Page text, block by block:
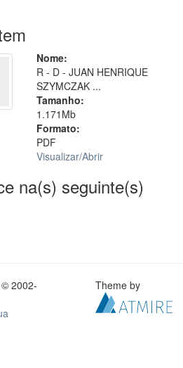
Nome:
R - D - JUAN HENRIQUE
SZYMCZAK ...
Tamanho:
1.171Mb
Formato:
PDF
Visualizar/Abrir
na(s) seguinte(s)
2002-
Theme by